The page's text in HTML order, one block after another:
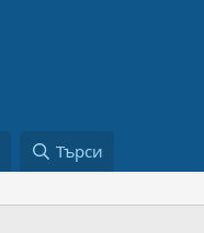
Търси